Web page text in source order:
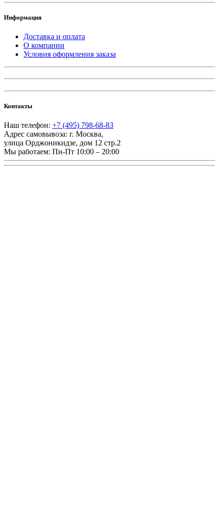
Информация
Доставка и оплата
О компании
Условия оформления заказа
Контакты
Наш телефон: +7 (495) 798-68-83
Адрес самовывоза: г. Москва,
улица Орджоникидзе, дом 12 стр.2
Мы работаем: Пн-Пт 10:00 – 20:00